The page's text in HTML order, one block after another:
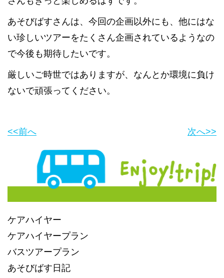
あそびばすさんは、今回の企画以外にも、他にはな
い珍しいツアーをたくさん企画されているようなの
で今後も期待したいです。
厳しいご時世ではありますが、なんとか環境に負け
ないで頑張ってください。
次へ>>
<<前へ
ケアハイヤー
ケアハイヤープラン
バスツアープラン
あそびばす日記